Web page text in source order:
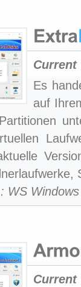
Current
Es
auf
WS
Current